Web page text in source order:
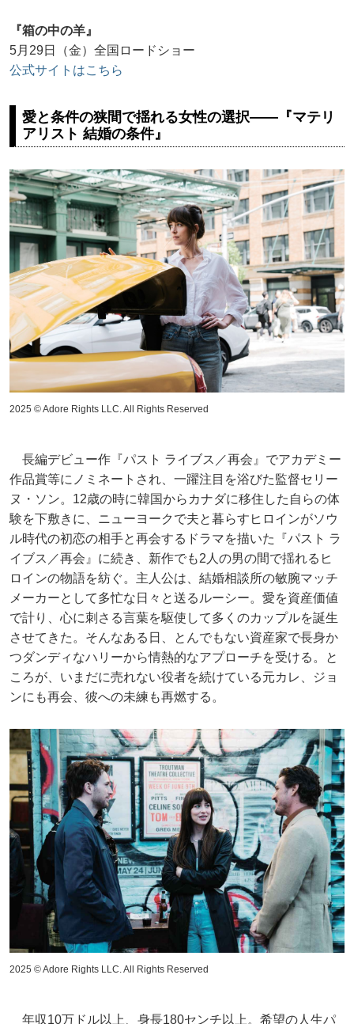
『箱の中の羊』
5月29日（金）全国ロードショー
公式サイトはこちら
愛と条件の狭間で揺れる女性の選択――『マテリ
アリスト 結婚の条件』
2025 © Adore Rights LLC. All Rights Reserved
長編デビュー作『パスト ライブス／再会』でアカデミー
作品賞等にノミネートされ、一躍注目を浴びた監督セリー
ヌ・ソン。12歳の時に韓国からカナダに移住した自らの体
験を下敷きに、ニューヨークで夫と暮らすヒロインがソウ
ル時代の初恋の相手と再会するドラマを描いた『パスト ラ
イブス／再会』に続き、新作でも2人の男の間で揺れるヒ
ロインの物語を紡ぐ。主人公は、結婚相談所の敏腕マッチ
メーカーとして多忙な日々と送るルーシー。愛を資産価値
で計り、心に刺さる言葉を駆使して多くのカップルを誕生
させてきた。そんなある日、とんでもない資産家で長身か
つダンディなハリーから情熱的なアプローチを受ける。と
ころが、いまだに売れない役者を続けている元カレ、ジョ
ンにも再会、彼への未練も再燃する。
2025 © Adore Rights LLC. All Rights Reserved
年収10万ドル以上、身長180センチ以上。希望の人生パ